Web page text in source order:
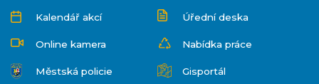
Kalendář akcí Úřední deska
Online kamera Nabídka práce
Městská policie Gisportál